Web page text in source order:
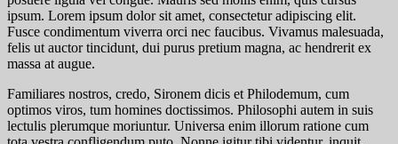
ipsum. Lorem ipsum dolor sit amet, consectetur adipiscing elit.
Fusce condimentum viverra orci nec faucibus. Vivamus malesuada,
felis ut auctor tincidunt, dui purus pretium magna, ac hendrerit ex
massa at augue.
Familiares nostros, credo, Sironem dicis et Philodemum, cum
optimos viros, tum homines doctissimos. Philosophi autem in suis
lectulis plerumque moriuntur. Universa enim illorum ratione cum